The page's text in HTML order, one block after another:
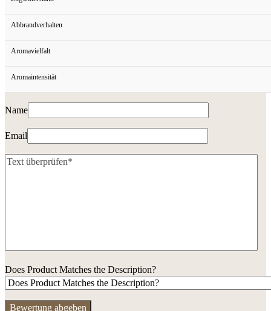
Abbrandverhalten
Aromavielfalt
Aromaintensität
Name
Email
Does Product Matches the Description?